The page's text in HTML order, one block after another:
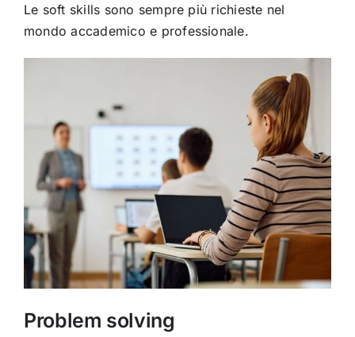
Le soft skills sono sempre più richieste nel
mondo accademico e professionale.
Problem solving